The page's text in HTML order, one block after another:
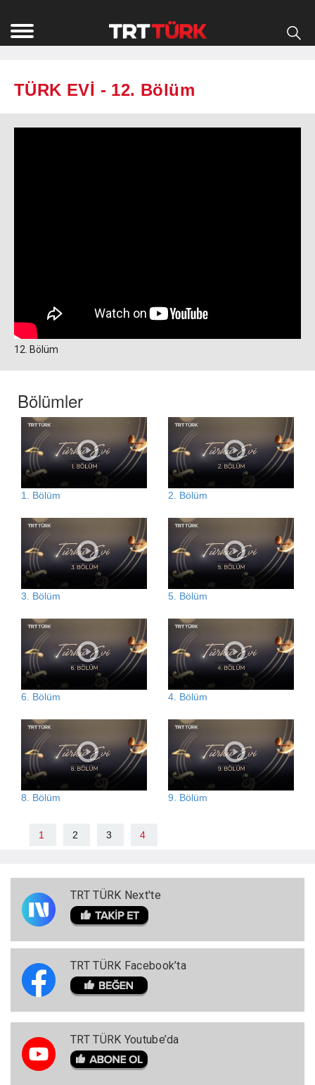
TÜRK EVİ - 12. Bölüm
12. Bölüm
Bölümler
1. Bölüm 2. Bölüm
3. Bölüm 5. Bölüm
6. Bölüm 4. Bölüm
8. Bölüm 9. Bölüm
1 2 3 4
TRT TÜRK Next'te
TRT TÜRK Facebook’ta
TRT TÜRK Youtube’da